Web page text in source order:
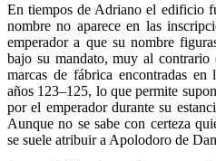
En tiempos de Adriano el edificio
nombre no aparece en las
emperador a que su nombre
bajo su mandato, muy al contrario
marcas de fábrica encontradas
años 123–125, lo que permite
por el emperador durante su
Aunque no se sabe con certeza
se suele atribuir a Apolodoro de